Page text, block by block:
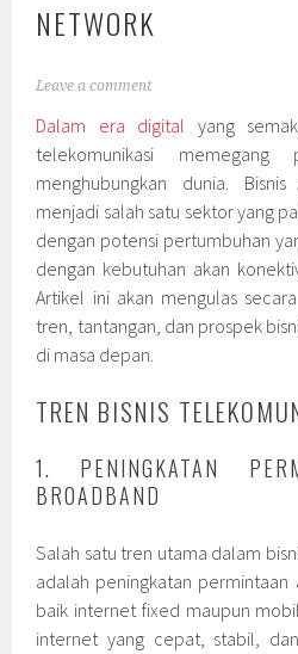
NETWORK
Leave a comment
Dalam era digital yang
telekomunikasi
menghubungkan dunia.
menjadi salah satu sektor yang
dengan potensi pertumbuhan
dengan kebutuhan akan
Artikel ini akan mengulas
tren, tantangan, dan prospek
di masa depan.
TREN BISNIS
1. PENINGKATAN
BROADBAND
Salah satu tren utama dalam
adalah peningkatan permintaan
baik internet fixed maupun
internet yang cepat, stabil,